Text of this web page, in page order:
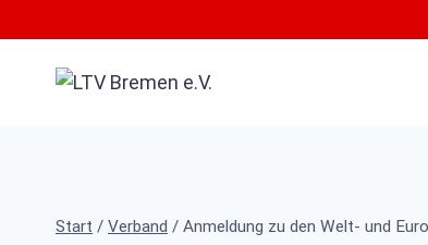
Inhalt
springen
Start / Verband / Anmeldung zu den Welt- und